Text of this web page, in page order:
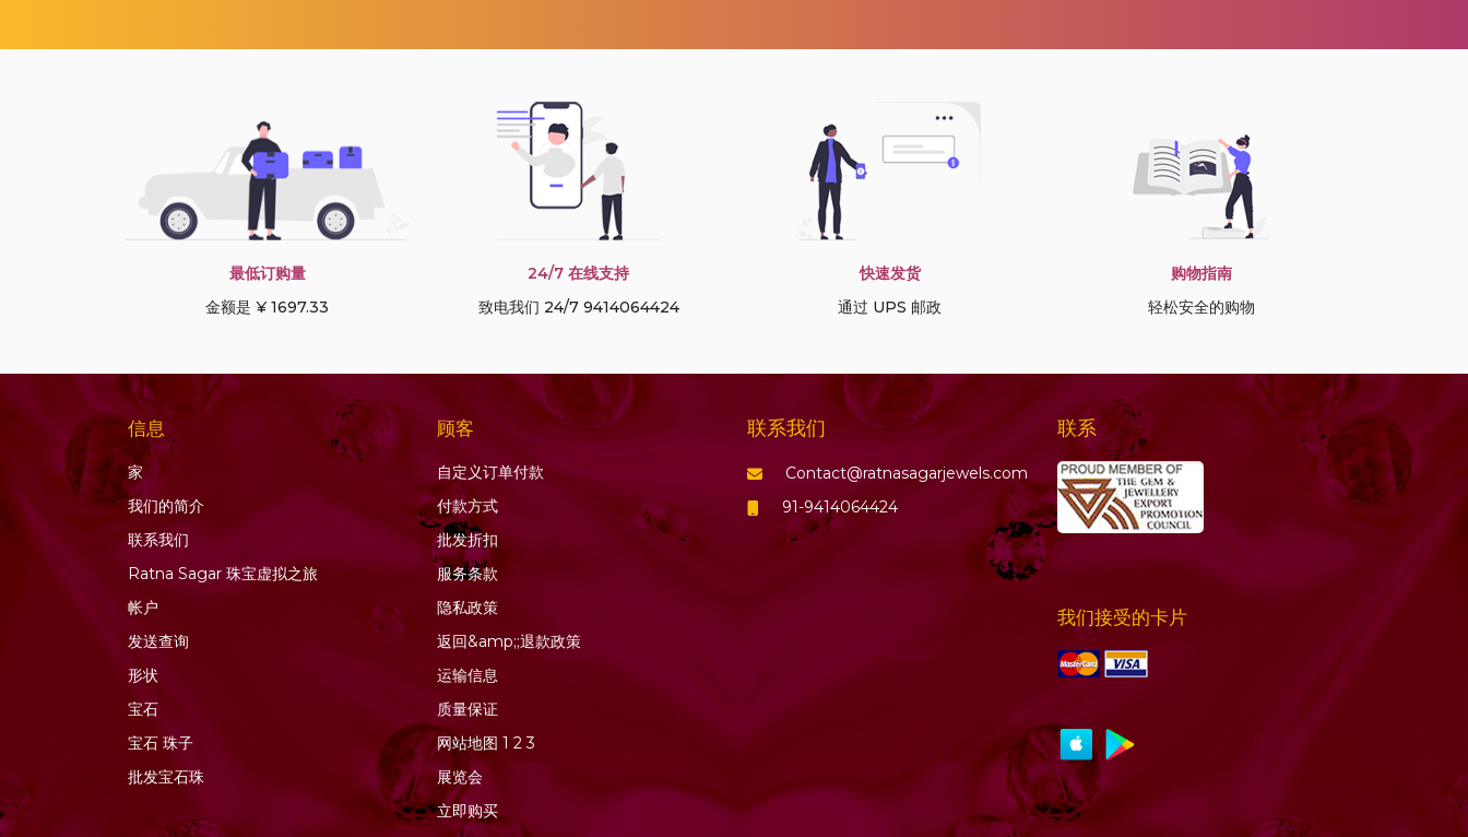
草莓石英
莫凯特碧玉
蓝晶石宝石
蓝色托帕石
蓝色锆石
薰衣草石英
虎眼石
蜂蜜石英
软玉宝石
金发晶石英
金色月光石
钙铝榴石
钻石珠
铜蓝宝石
铜金红石石英
铬透辉石
最低订购量
金额是 ¥ 1697.33
24/7 在线支持
致电我们 24/7 9414064424
快速发货
通过 UPS 邮政
购物指南
轻松安全的购物
信息
家
我们的简介
联系我们
Ratna Sagar 珠宝虚拟之旅
帐户
发送查询
形状
宝石
宝石珠子
批发宝石珠
顾客
自定义订单付款
付款方式
批发折扣
服务条款
隐私政策
返回&amp;;退款政策
运输信息
质量保证
网站地图 1 2 3
展览会
立即购买
联系我们
Contact@ratnasagarjewels.com
91-9414064424
联系
我们接受的卡片